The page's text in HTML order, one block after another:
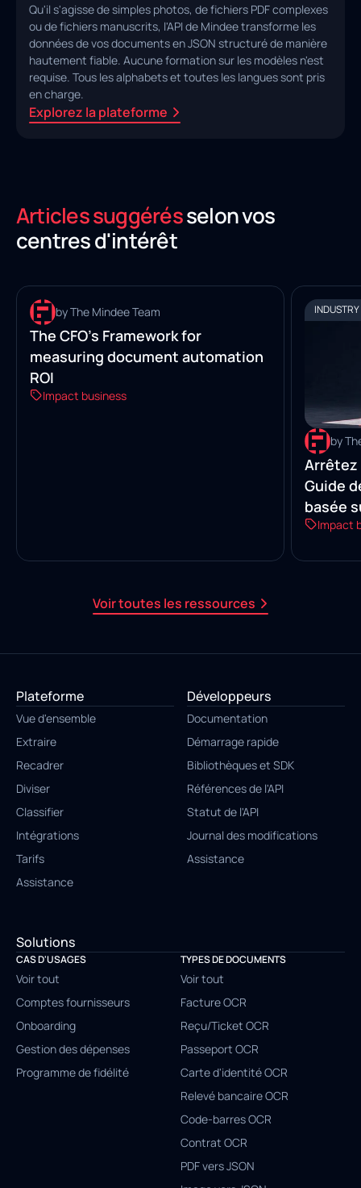
Qu'il s'agisse de simples photos, de fichiers PDF complexes
ou de fichiers manuscrits, l'API de Mindee transforme les
données de vos documents en JSON structuré de manière
hautement fiable. Aucune formation sur les modèles n'est
requise. Tous les alphabets et toutes les langues sont pris
en charge.
Explorez la plateforme
Articles suggérésselon vos
centres d'intérêt
Voir toutes les ressources
INDUSTRY INSIGHTS
by The Mindee Team
The CFO’s Framework for
measuring document automation
ROI
Impact business
by
Arrêtez
Guide
basée
reçus
Impact
Plateforme
Vue d'ensemble
Extraire
Recadrer
Diviser
Classifier
Intégrations
Tarifs
Assistance
Solutions
CAS D'USAGES
Voir tout
Comptes fournisseurs
Onboarding
Gestion des dépenses
Programme de fidélité
TYPES DE DOCUMENTS
Voir tout
Facture OCR
Reçu/Ticket OCR
Passeport OCR
Carte d'identité OCR
Relevé bancaire OCR
Code-barres OCR
Contrat OCR
PDF vers JSON
Développeurs
Documentation
Démarrage rapide
Bibliothèques et SDK
Références de l'API
Statut de l'API
Journal des modifications
Assistance